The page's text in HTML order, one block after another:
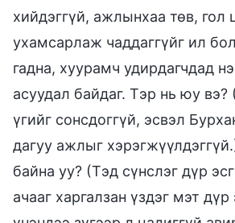
хийдэггүй, ажлынхаа төв, гол
ухамсарлаж чаддаггүйг ил
гадна, хуурамч удирдагчдад
асуудал байдаг. Тэр нь юу
үгийг сонсдоггүй, эсвэл
дагуу ажлыг
байна уу? (Тэд сүнслэг дүр
ачааг харгалзан үздэг мэт дүр